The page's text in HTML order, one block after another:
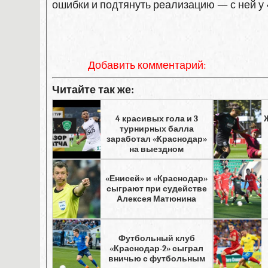
ошибки и подтянуть реализацию — с ней у
Добавить комментарий:
Читайте так же:
4 красивых гола и 3
турнирных балла
заработал «Краснодар»
на выездном
«Енисей» и «Краснодар»
сыграют при судействе
Алексея Матюнина
Футбольный клуб
«Краснодар-2» сыграл
вничью с футбольным